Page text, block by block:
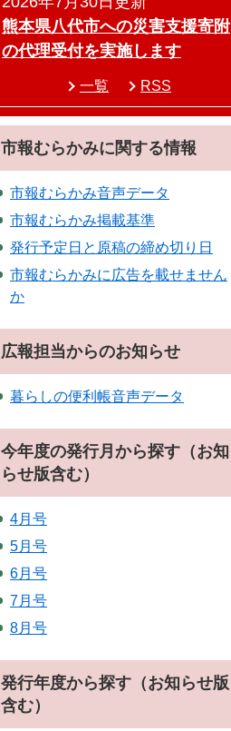
熊本県八代市への災害支援寄附
の代理受付を実施します
一覧 RSS
市報むらかみに関する情報
市報むらかみ音声データ
市報むらかみ掲載基準
発行予定日と原稿の締め切り日
市報むらかみに広告を載せません
か
広報担当からのお知らせ
暮らしの便利帳音声データ
今年度の発行月から探す（お知
らせ版含む）
4月号
5月号
6月号
7月号
8月号
発行年度から探す（お知らせ版
含む）